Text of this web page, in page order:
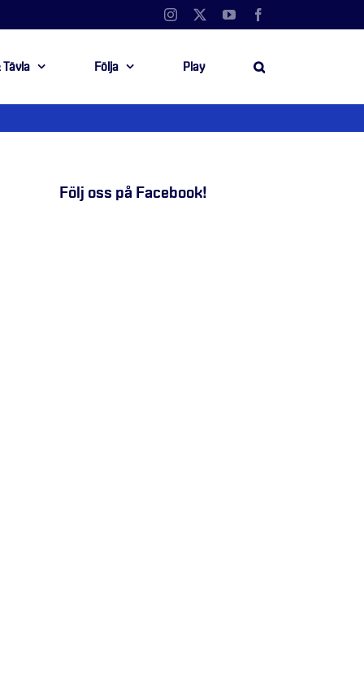
Instagram YouTube
Tävla Följa Play
Följ oss på Facebook!